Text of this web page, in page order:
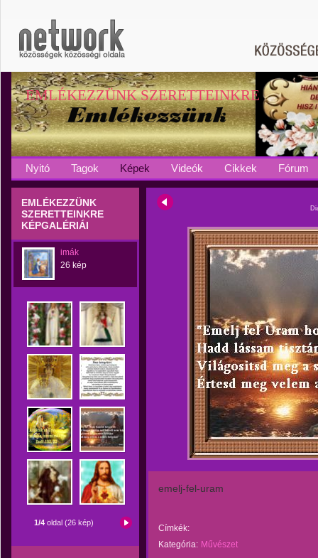
EMLÉKEZZÜNK SZERETTEINKRE
Nyitó Tagok Képek Videók Cikkek Fórum
EMLÉKEZZÜNK
SZERETTEINKRE
KÉPGALÉRIÁI
imák
26 kép
1/4 oldal (26 kép)
emelj-fel-uram
Címkék:
Kategória: Művészet